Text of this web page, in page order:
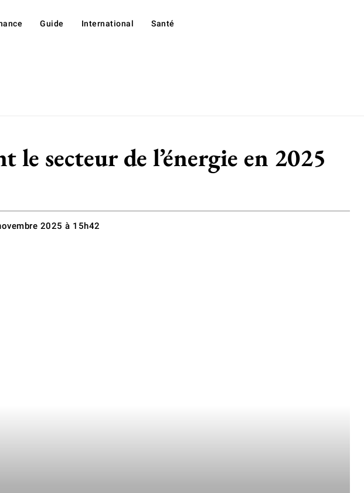
Guide International Santé
secteur de l’énergie en 2025
2025 à 15h42